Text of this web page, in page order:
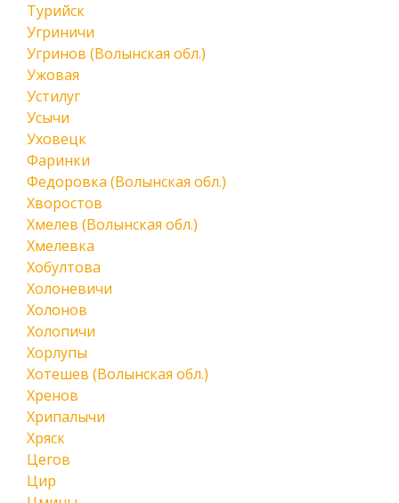
Турийск
Угриничи
Угринов (Волынская обл.)
Ужовая
Устилуг
Усычи
Уховецк
Фаринки
Федоровка (Волынская обл.)
Хворостов
Хмелев (Волынская обл.)
Хмелевка
Хобултова
Холоневичи
Холонов
Холопичи
Хорлупы
Хотешев (Волынская обл.)
Хренов
Хрипалычи
Хряск
Цегов
Цир